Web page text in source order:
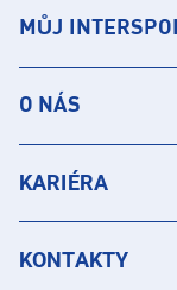
MŮJ
O NÁS
KARIÉRA
KONTAKTY